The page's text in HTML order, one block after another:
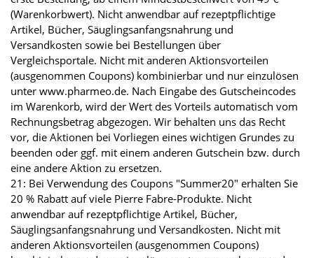
(Warenkorbwert). Nicht anwendbar auf rezeptpflichtige
Artikel, Bücher, Säuglingsanfangsnahrung und
Versandkosten sowie bei Bestellungen über
Vergleichsportale. Nicht mit anderen Aktionsvorteilen
(ausgenommen Coupons) kombinierbar und nur einzulösen
unter www.pharmeo.de. Nach Eingabe des Gutscheincodes
im Warenkorb, wird der Wert des Vorteils automatisch vom
Rechnungsbetrag abgezogen. Wir behalten uns das Recht
vor, die Aktionen bei Vorliegen eines wichtigen Grundes zu
beenden oder ggf. mit einem anderen Gutschein bzw. durch
eine andere Aktion zu ersetzen.
21: Bei Verwendung des Coupons "Summer20" erhalten Sie
20 % Rabatt auf viele Pierre Fabre-Produkte. Nicht
anwendbar auf rezeptpflichtige Artikel, Bücher,
Säuglingsanfangsnahrung und Versandkosten. Nicht mit
anderen Aktionsvorteilen (ausgenommen Coupons)